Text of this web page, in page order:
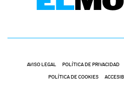
AVISO LEGAL POLÍTICA DE PRIVACIDAD
POLÍTICA DE COOKIES